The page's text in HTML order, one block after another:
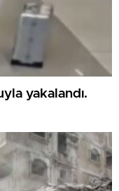
yakalandı.